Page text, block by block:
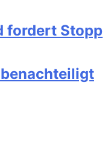
fordert Stopp